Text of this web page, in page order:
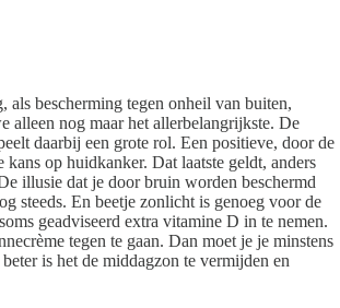
als bescherming tegen onheil van buiten,
alleen nog maar het allerbelangrijkste. De
daarbij een grote rol. Een positieve, door de
op huidkanker. Dat laatste geldt, anders
illusie dat je door bruin worden beschermd
steeds. En beetje zonlicht is genoeg voor de
geadviseerd extra vitamine D in te nemen.
tegen te gaan. Dan moet je je minstens
is het de middagzon te vermijden en